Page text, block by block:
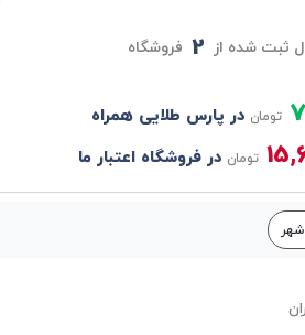
ثبت شده از 2 فروشگاه
تومان در پارس طلایی همراه
تومان در فروشگاه اعتبار ما